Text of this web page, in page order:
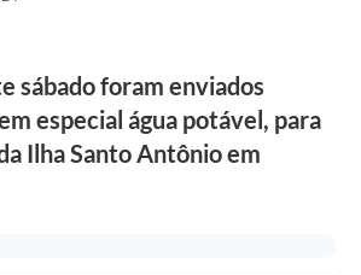
sábado foram enviados
especial água potável, para
Ilha Santo Antônio em